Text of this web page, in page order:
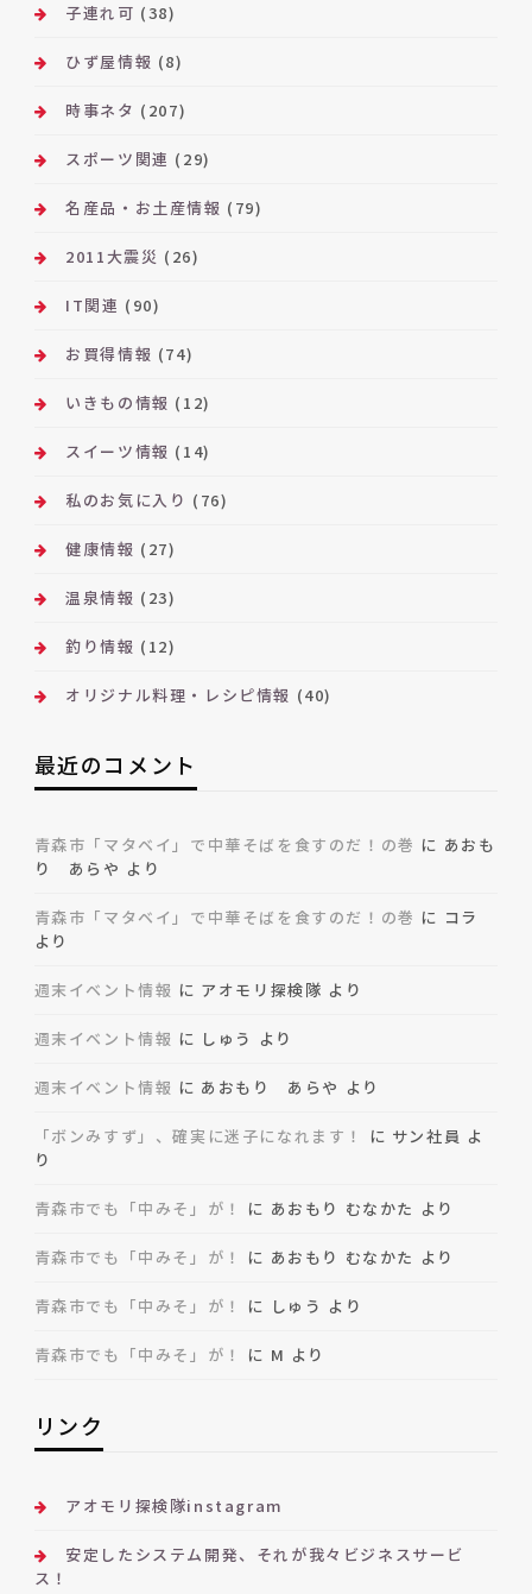
子連れ可 (38)
ひず屋情報 (8)
時事ネタ (207)
スポーツ関連 (29)
名産品・お土産情報 (79)
2011大震災 (26)
IT関連 (90)
お買得情報 (74)
いきもの情報 (12)
スイーツ情報 (14)
私のお気に入り (76)
健康情報 (27)
温泉情報 (23)
釣り情報 (12)
オリジナル料理・レシピ情報 (40)
最近のコメント
青森市「マタベイ」で中華そばを食すのだ！の巻 に あおも
り あらや より
青森市「マタベイ」で中華そばを食すのだ！の巻 に コラ
より
週末イベント情報 に アオモリ探検隊 より
週末イベント情報 に しゅう より
週末イベント情報 に あおもり あらや より
「ボンみすず」、確実に迷子になれます！ に サン社員 よ
り
青森市でも「中みそ」が！ に あおもり むなかた より
青森市でも「中みそ」が！ に あおもり むなかた より
青森市でも「中みそ」が！ に しゅう より
青森市でも「中みそ」が！ に M より
リンク
アオモリ探検隊instagram
安定したシステム開発、それが我々ビジネスサービ
ス！